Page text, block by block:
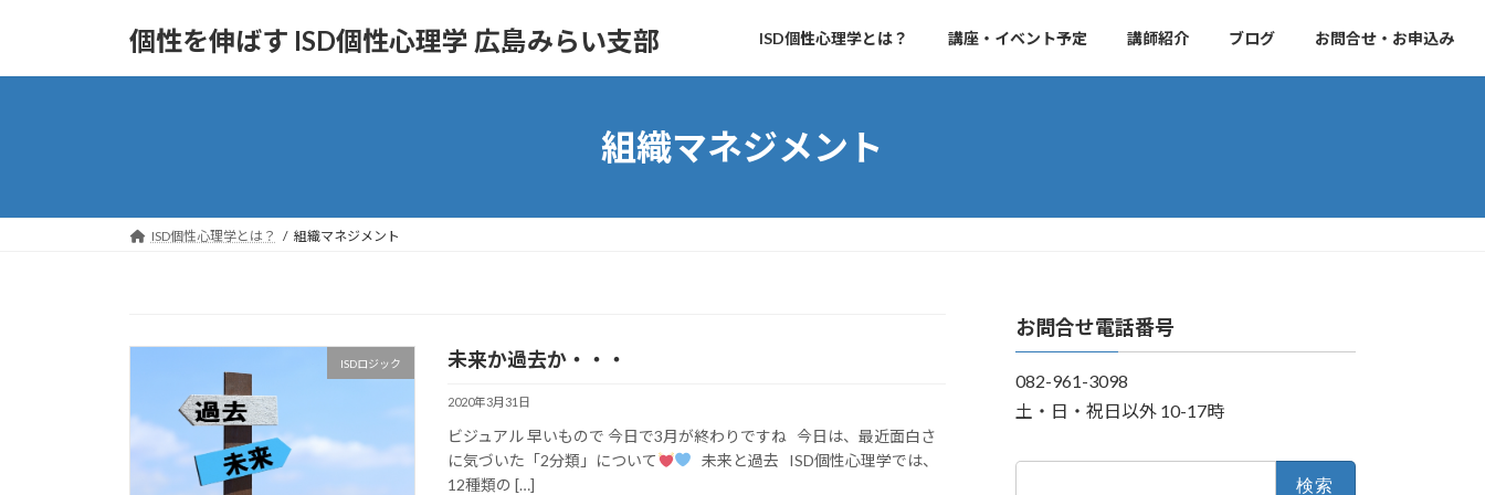
ッ
移
個性を伸ばす ISD個性心理学 広島みらい支部 ISD個性心理学とは？ 講座・イベント予定 講師紹介 ブログ お問合せ・お申込み
組織マネジメント
ISD個性心理学とは？ 組織マネジメント
ISDロジック 未来か過去か・・・
2020年3月31日
ビジュアル 早いもので 今日で3月が終わりですね 今日は、最近面白さ
に気づいた「2分類」について
未来と過去 ISD個性心理学では、
12種類の […]
お問合せ電話番号
082-961-3098
土・日・祝日以外 10-17時